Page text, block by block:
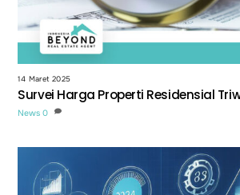
14 Maret 2025
Survei Harga Properti Residensial
News 0